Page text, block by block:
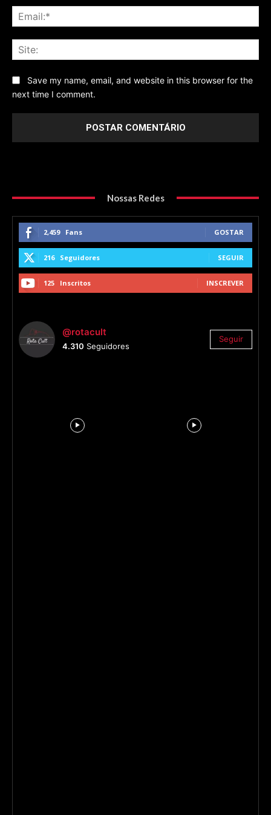
Save my name, email, and website in this browser for the
next time I comment.
Nossas Redes
2,459 Fans GOSTAR
216 Seguidores SEGUIR
125 Inscritos INSCREVER
@rotacult
4.310 Seguidores
Seguir